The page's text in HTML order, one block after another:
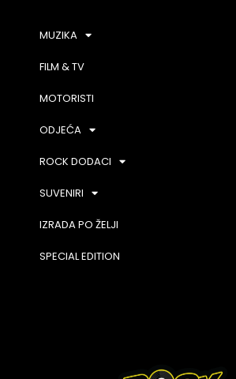
MUZIKA
FILM & TV
MOTORISTI
ODJEĆA
ROCK DODACI
SUVENIRI
IZRADA PO ŽELJI
SPECIAL EDITION